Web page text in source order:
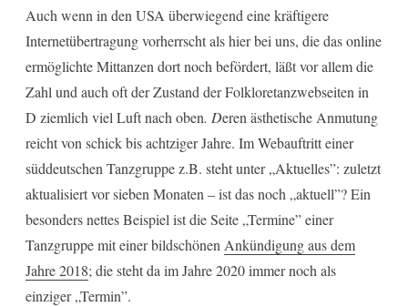
Auch wenn in den USA überwiegend eine kräftigere
Internetübertragung vorherrscht als hier bei uns, die das online
ermöglichte Mittanzen dort noch befördert, läßt vor allem die
Zahl und auch oft der Zustand der Folkloretanzwebseiten in
D ziemlich viel Luft nach oben. Deren ästhetische Anmutung
reicht von schick bis achtziger Jahre. Im Webauftritt einer
süddeutschen Tanzgruppe z.B. steht unter „Aktuelles”: zuletzt
aktualisiert vor sieben Monaten – ist das noch „aktuell”? Ein
besonders nettes Beispiel ist die Seite „Termine” einer
Tanzgruppe mit einer bildschönenAnkündigung aus dem
Jahre 2018; die steht da im Jahre 2020 immer noch als
einziger „Termin”.